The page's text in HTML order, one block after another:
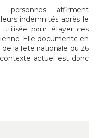
affirment
indemnités après le
pour étayer ces
Elle documente en
la fête nationale du 26
actuel est donc